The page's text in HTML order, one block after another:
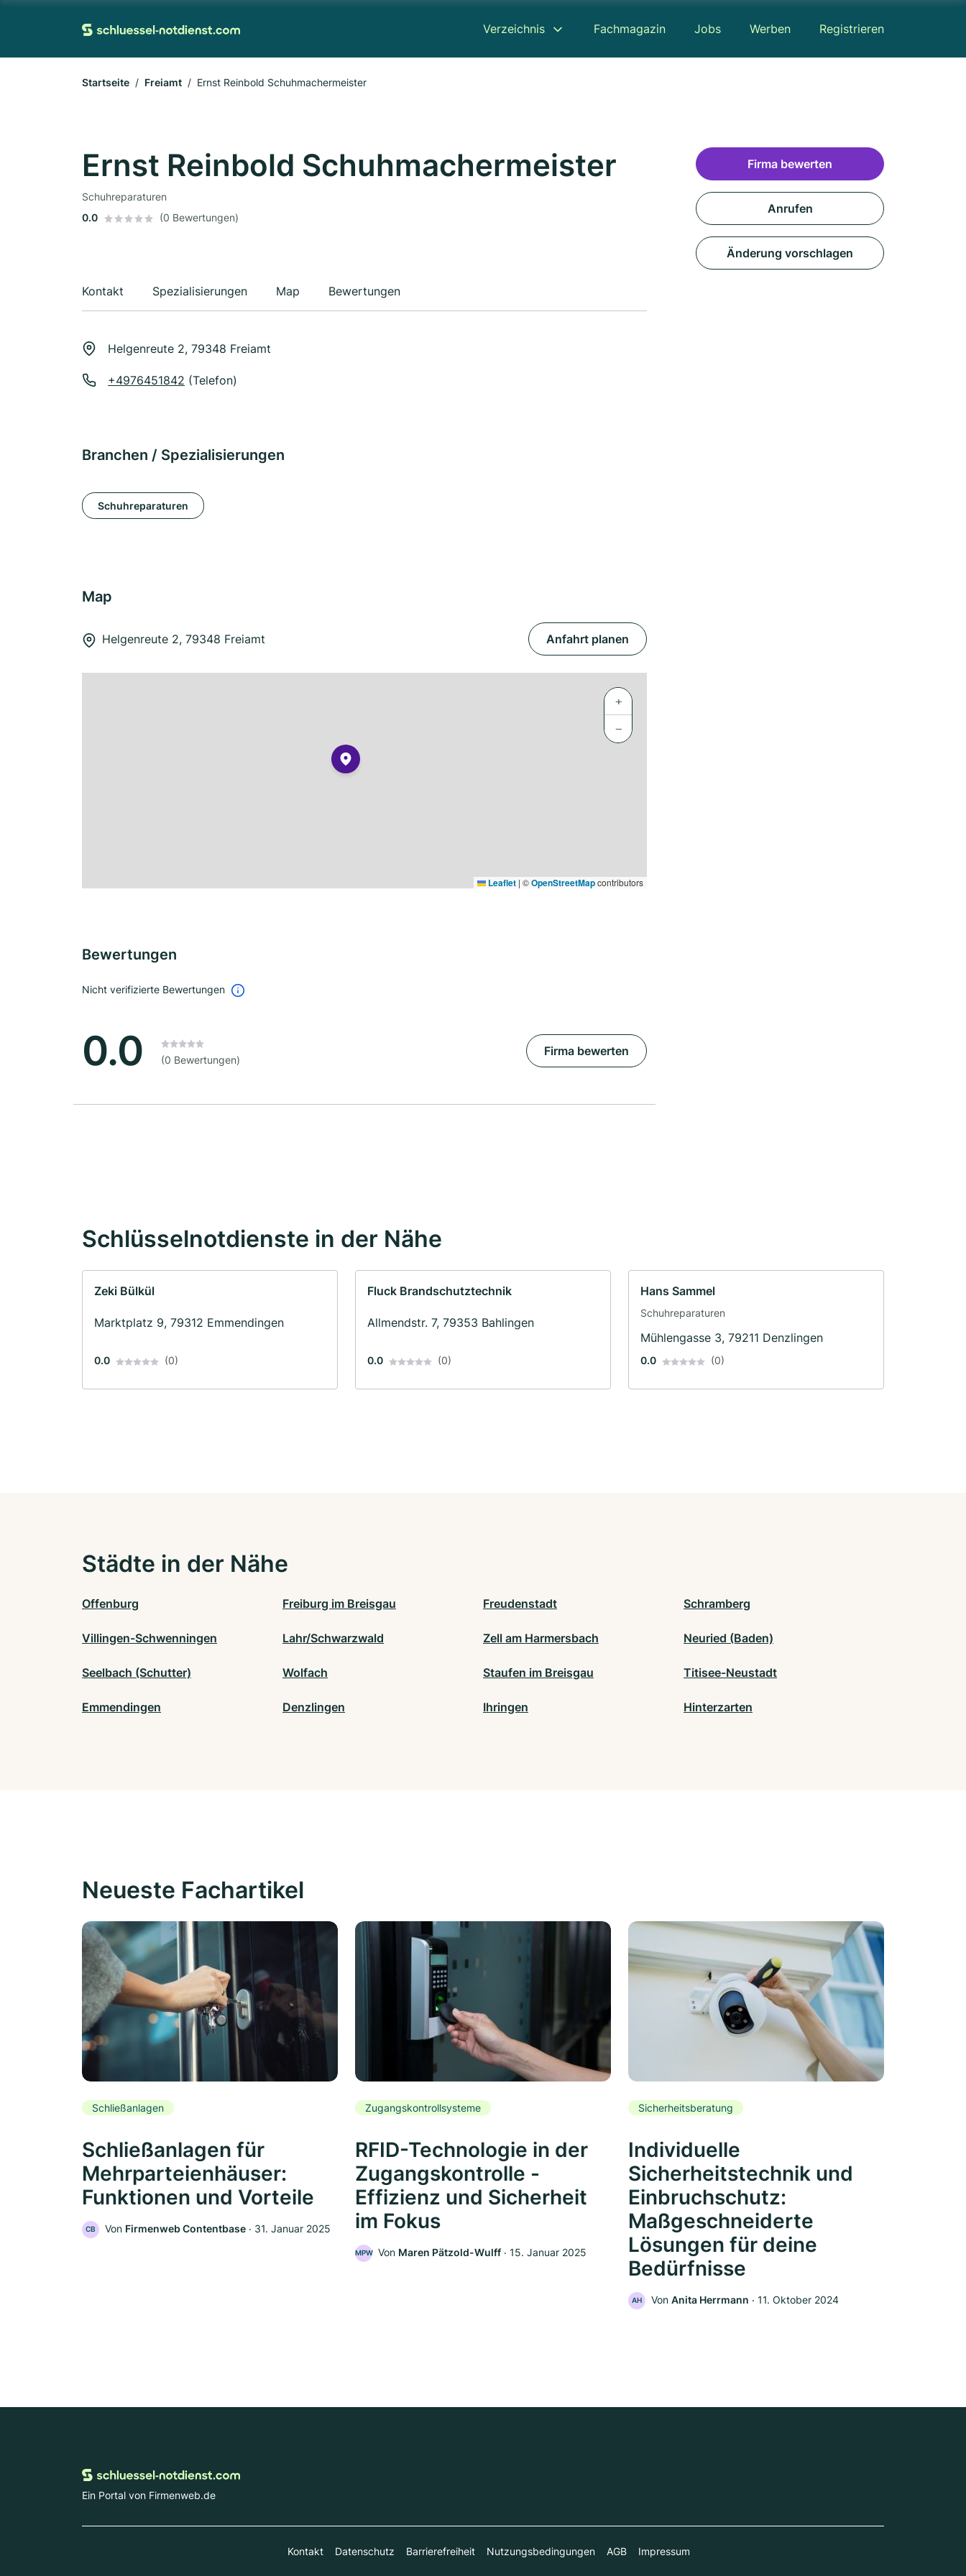
Verzeichnis Fachmagazin Jobs Werben Registrieren
Startseite Freiamt Ernst Reinbold Schuhmachermeister
Ernst Reinbold Schuhmachermeister
Schuhreparaturen
0.0
(0 Bewertungen)
Kontakt Spezialisierungen Map Bewertungen
Helgenreute 2, 79348 Freiamt
+4976451842 (Telefon)
Branchen / Spezialisierungen
Schuhreparaturen
Map
Helgenreute 2, 79348 Freiamt Anfahrt planen
+
−
Leaflet | ©OpenStreetMapcontributors
Bewertungen
Nicht verifizierte Bewertungen
0.0 (0 Bewertungen)
Firma bewerten
Firma bewerten
Anrufen
Änderung vorschlagen
Schlüsselnotdienste in der Nähe
Zeki Bülkül
Marktplatz 9, 79312 Emmendingen
0.0 (0)
Fluck Brandschutztechnik
Allmendstr. 7, 79353 Bahlingen
0.0 (0)
Hans Sammel
Schuhreparaturen
Mühlengasse 3, 79211 Denzlingen
0.0 (0)
Städte in der Nähe
Offenburg Freiburg im Breisgau Freudenstadt Schramberg
Villingen-Schwenningen Lahr/Schwarzwald Zell am Harmersbach Neuried (Baden)
Seelbach (Schutter) Wolfach Staufen im Breisgau Titisee-Neustadt
Emmendingen Denzlingen Ihringen Hinterzarten
Neueste Fachartikel
Schließanlagen
Schließanlagen für
Mehrparteienhäuser:
Funktionen und Vorteile
CB Von Firmenweb Contentbase ‧ 31. Januar 2025
Zugangskontrollsysteme
RFID-Technologie in der
Zugangskontrolle -
Effizienz und Sicherheit
im Fokus
MPW Von Maren Pätzold-Wulff ‧ 15. Januar 2025
Sicherheitsberatung
Individuelle
Sicherheitstechnik und
Einbruchschutz:
Maßgeschneiderte
Lösungen für deine
Bedürfnisse
AH Von Anita Herrmann ‧ 11. Oktober 2024
Ein Portal von Firmenweb.de
Kontakt Datenschutz Barrierefreiheit Nutzungsbedingungen AGB Impressum